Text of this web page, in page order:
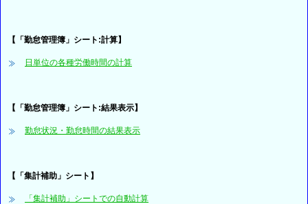
【「勤怠管理簿」シート:計算】
日単位の各種労働時間の計算
【「勤怠管理簿」シート:結果表示】
勤怠状況・勤怠時間の結果表示
【「集計補助」シート】
「集計補助」シートでの自動計算